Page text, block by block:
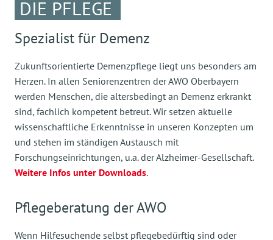
DIE PFLEGE
Spezialist für Demenz
Zukunftsorientierte Demenzpflege liegt uns besonders am
Herzen. In allen Seniorenzentren der AWO Oberbayern
werden Menschen, die altersbedingt an Demenz erkrankt
sind, fachlich kompetent betreut. Wir setzen aktuelle
wissenschaftliche Erkenntnisse in unseren Konzepten um
und stehen im ständigen Austausch mit
Forschungseinrichtungen, u.a. der Alzheimer-Gesellschaft.
Weitere Infos unter Downloads.
Pflegeberatung der AWO
Wenn Hilfesuchende selbst pflegebedürftig sind oder